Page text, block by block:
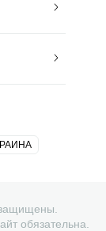
обязательна.